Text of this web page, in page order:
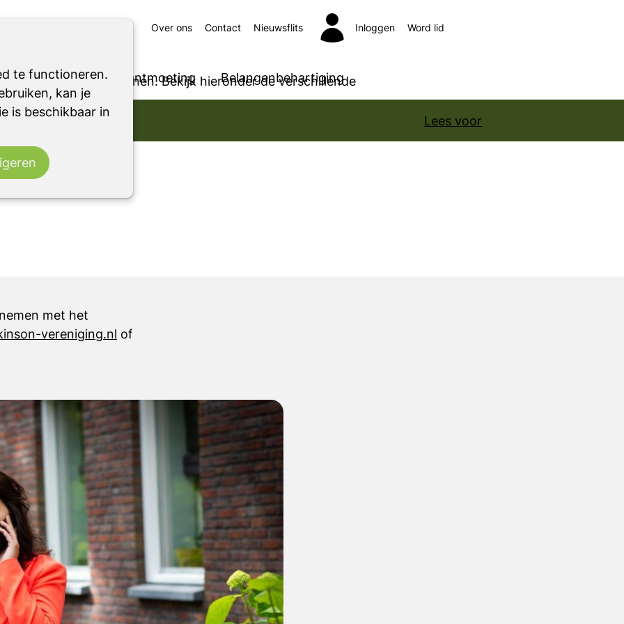
te functioneren.
kan je
is beschikbaar in
Ondersteuning Ontmoeting Belangenbehartiging
Over ons Contact Nieuwsflits Inloggen Word lid
Lees voor
betaling in termijnen. Bekijk hieronder de verschillende
maken we direct een account voor je aan, zodat je kunt inloggen op onze
af te sluiten.
met het
vereniging.nl of